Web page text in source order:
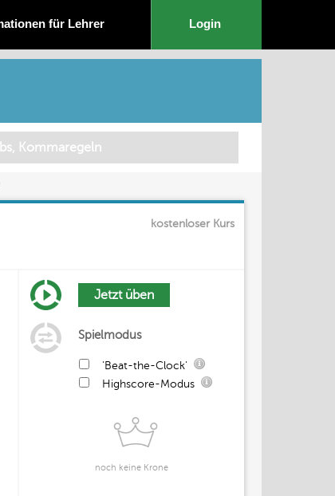
Login
für Lehrer
kostenloser Kurs
Jetzt üben
Spielmodus
'Beat-the-Clock'
Highscore-Modus
noch keine Krone